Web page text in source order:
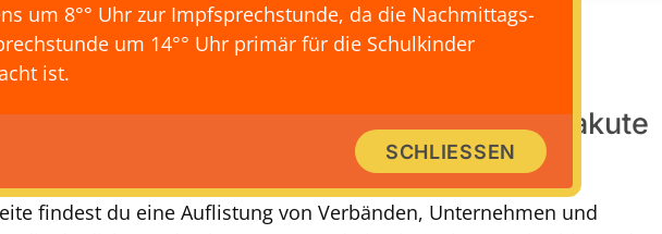
Beratung zum Thema Erziehung, akute
für Jugendliche und Erwachsene
findest du eine Auflistung von Verbänden, Unternehmen und
um 8°° Uhr zur Impfsprechstunde, da die Nachmittags-
um 14°° Uhr primär für die Schulkinder
ist.
SCHLIESSEN